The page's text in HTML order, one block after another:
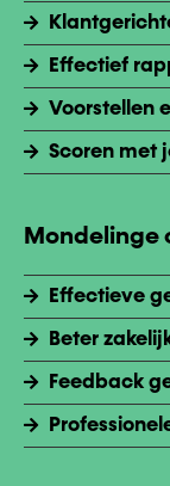
Effectief
Voorstellen
Scoren met
Mondelinge
Effectieve
Beter
Feedback